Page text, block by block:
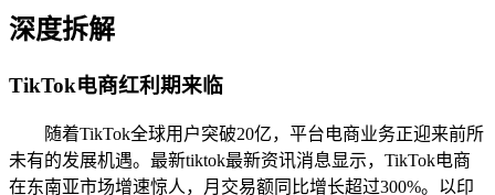
深度拆解
TikTok电商红利期来临
随着TikTok全球用户突破20亿，平台电商业务正迎来前所
未有的发展机遇。最新tiktok最新资讯消息显示，TikTok电商
在东南亚市场增速惊人，月交易额同比增长超过300%。以印